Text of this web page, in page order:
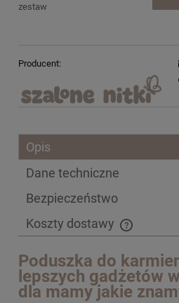
zestaw
Producent:
Opis
Dane techniczne
Bezpieczeństwo
Koszty dostawy
Cena nie zawiera ewentualnych
Poduszka do
lepszych gadżetów
dla mamy jakie